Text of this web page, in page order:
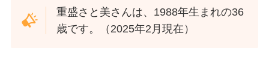
重盛さと美さんは、1988年生まれの36
歳です。（2025年2月現在）